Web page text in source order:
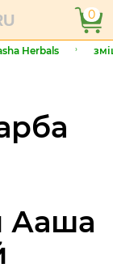
0
Herbals
Ааша